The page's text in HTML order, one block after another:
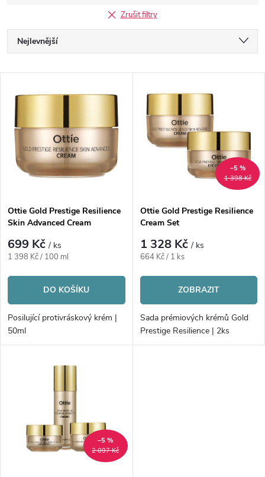
Zrušit filtry
Ř
a
z
e
n
p
r
o
d
u
Nejlevnější
V
ý
p
s
p
r
o
d
u
Ottie Gold Prestige Resilience
Skin Advanced Cream
699 Kč/ ks
Měrná
1 398 Kč / 100 ml
DO KOŠÍKU
Posilující protivráskový krém |
50ml
1 398 Kč
–5 %
Ottie Gold Prestige Resilience
Cream Set
1 328 Kč/ ks
Měrná
664 Kč / 1 ks
ZOBRAZIT
Sada prémiových krémů Gold
Prestige Resilience | 2ks
2 097 Kč
–5 %